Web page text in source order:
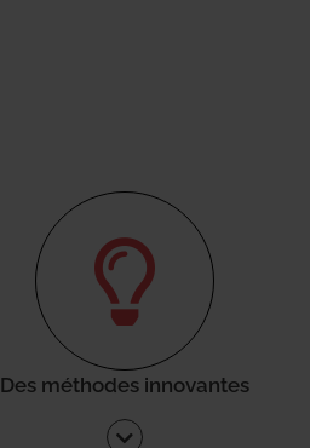
Des méthodes innovantes